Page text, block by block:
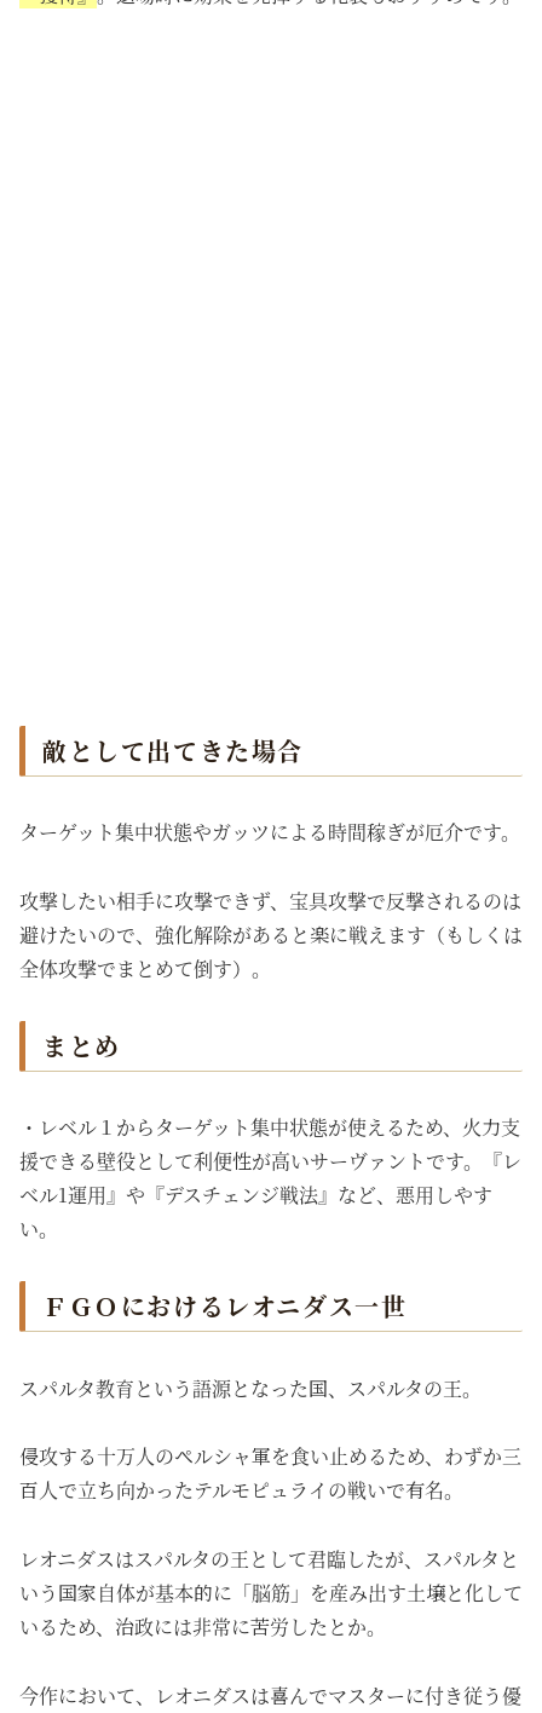
敵として出てきた場合
ターゲット集中状態やガッツによる時間稼ぎが厄介です。
攻撃したい相手に攻撃できず、宝具攻撃で反撃されるのは
避けたいので、強化解除があると楽に戦えます（もしくは
全体攻撃でまとめて倒す）。
まとめ
・レベル１からターゲット集中状態が使えるため、火力支
援できる壁役として利便性が高いサーヴァントです。『レ
ベル1運用』や『デスチェンジ戦法』など、悪用しやす
い。
ＦＧＯにおけるレオニダス一世
スパルタ教育という語源となった国、スパルタの王。
侵攻する十万人のペルシャ軍を食い止めるため、わずか三
百人で立ち向かったテルモピュライの戦いで有名。
レオニダスはスパルタの王として君臨したが、スパルタと
いう国家自体が基本的に「脳筋」を産み出す土壌と化して
いるため、治政には非常に苦労したとか。
今作において、レオニダスは喜んでマスターに付き従う優